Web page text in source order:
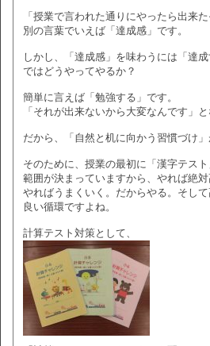
「授業で言われた通りにやったら出来
別の言葉でいえば「達成感」です。
しかし、「達成感」を味わうには「達
ではどうやってやるか？
簡単に言えば「勉強する」です。
「それが出来ないから大変なんです」
だから、「自然と机に向かう習慣づけ」
そのために、授業の最初に「漢字テス
範囲が決まっていますから、やれば絶対
やればうまくいく。だからやる。そして
良い循環ですよね。
計算テスト対策として、